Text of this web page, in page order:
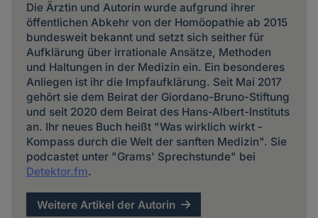
Die Ärztin und Autorin wurde aufgrund ihrer
öffentlichen Abkehr von der Homöopathie ab 2015
bundesweit bekannt und setzt sich seither für
Aufklärung über irrationale Ansätze, Methoden
und Haltungen in der Medizin ein. Ein besonderes
Anliegen ist ihr die Impfaufklärung. Seit Mai 2017
gehört sie dem Beirat der Giordano-Bruno-Stiftung
und seit 2020 dem Beirat des Hans-Albert-Instituts
an. Ihr neues Buch heißt "Was wirklich wirkt -
Kompass durch die Welt der sanften Medizin". Sie
podcastet unter "Grams' Sprechstunde" bei
Detektor.fm.
Weitere Artikel der Autorin